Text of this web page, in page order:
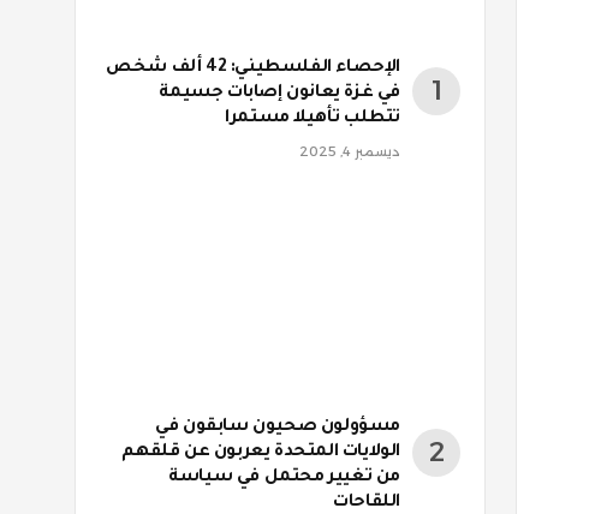
الإحصاء الفلسطيني: 42 ألف شخص
في غزة يعانون إصابات جسيمة
تتطلب تأهيلا مستمرا
ديسمبر 4, 2025
مسؤولون صحيون سابقون في
الولايات المتحدة يعربون عن قلقهم
من تغيير محتمل في سياسة
اللقاحات